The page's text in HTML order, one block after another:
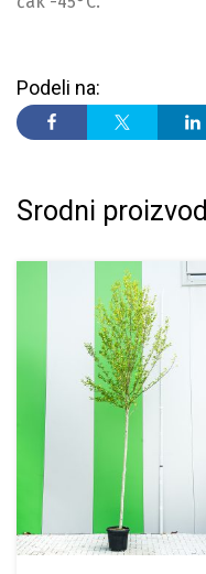
Podeli na:
Srodni